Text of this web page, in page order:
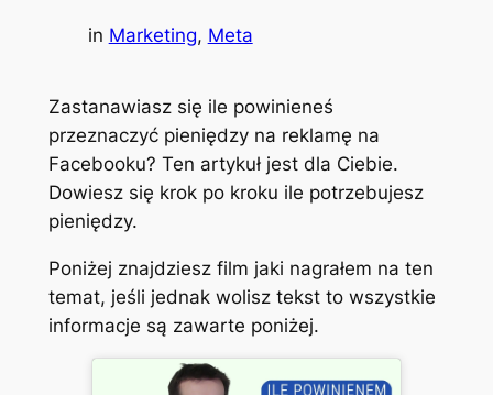
in Marketing, Meta
Zastanawiasz się ile powinieneś
przeznaczyć pieniędzy na reklamę na
Facebooku? Ten artykuł jest dla Ciebie.
Dowiesz się krok po kroku ile potrzebujesz
pieniędzy.
Poniżej znajdziesz film jaki nagrałem na ten
temat, jeśli jednak wolisz tekst to wszystkie
informacje są zawarte poniżej.